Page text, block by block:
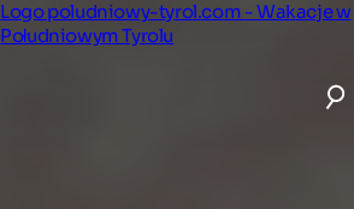
Logo poludniowy-tyrol.com - Wakacje w
Południowym Tyrolu